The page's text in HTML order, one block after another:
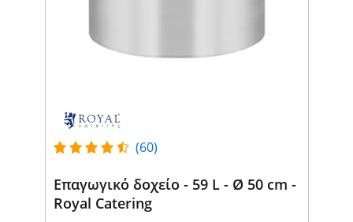
(60)
Επαγωγικό δοχείο - 59 L - Ø 50 cm -
Royal Catering